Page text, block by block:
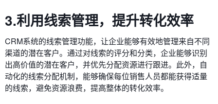
3.利用线索管理，提升转化效率
CRM系统的线索管理功能，让企业能够有效地管理来自不同
渠道的潜在客户。通过对线索的评分和分类，企业能够识别
出高价值的潜在客户，并优先分配资源进行跟进。此外，自
动化的线索分配机制，能够确保每位销售人员都能获得适量
的线索，避免资源浪费，提高整体的转化效率。